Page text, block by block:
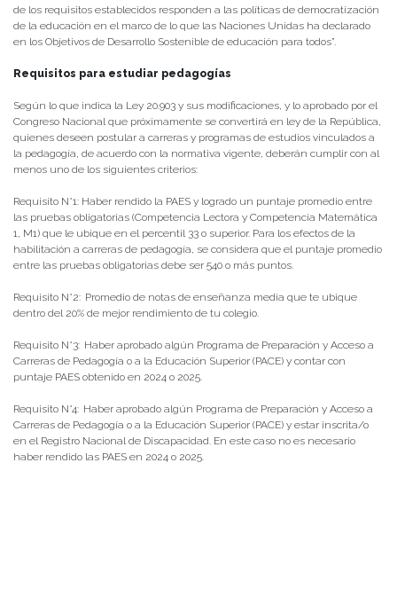
de los requisitos establecidos responden a las políticas de democratización
de la educación en el marco de lo que las Naciones Unidas ha declarado
en los Objetivos de Desarrollo Sostenible de educación para todos”.
Requisitos para estudiar pedagogías
Según lo que indica la Ley 20.903 y sus modificaciones, y lo aprobado por el
Congreso Nacional que próximamente se convertirá en ley de la República,
quienes deseen postular a carreras y programas de estudios vinculados a
la pedagogía, de acuerdo con la normativa vigente, deberán cumplir con al
menos uno de los siguientes criterios:
Requisito N°1: Haber rendido la PAES y logrado un puntaje promedio entre
las pruebas obligatorias (Competencia Lectora y Competencia Matemática
1, M1) que le ubique en el percentil 33 o superior. Para los efectos de la
habilitación a carreras de pedagogía, se considera que el puntaje promedio
entre las pruebas obligatorias debe ser 540 o más puntos.
Requisito N°2: Promedio de notas de enseñanza media que te ubique
dentro del 20% de mejor rendimiento de tu colegio.
Requisito N°3: Haber aprobado algún Programa de Preparación y Acceso a
Carreras de Pedagogía o a la Educación Superior (PACE) y contar con
puntaje PAES obtenido en 2024 o 2025.
Requisito N°4: Haber aprobado algún Programa de Preparación y Acceso a
Carreras de Pedagogía o a la Educación Superior (PACE) y estar inscrita/o
en el Registro Nacional de Discapacidad. En este caso no es necesario
haber rendido las PAES en 2024 o 2025.